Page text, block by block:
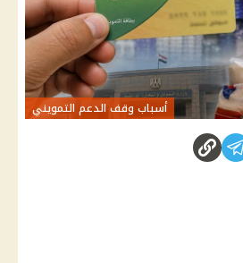
أسباب وقف الدعم التمويني